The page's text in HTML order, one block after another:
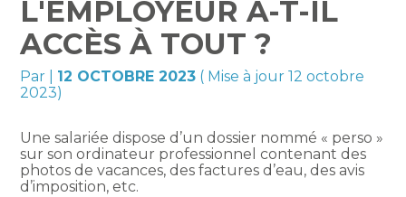
L'EMPLOYEUR A-T-IL
ACCÈS À TOUT ?
Par 12 OCTOBRE 2023 ( Mise à jour 12 octobre
2023)
Une salariée dispose d’un dossier nommé « perso »
sur son ordinateur professionnel contenant des
photos de vacances, des factures d’eau, des avis
d’imposition, etc.